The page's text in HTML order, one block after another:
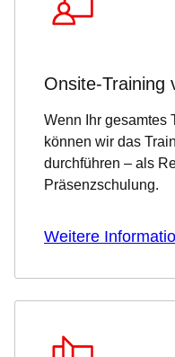
Onsite-Training
Wenn Ihr gesamtes
können wir das
durchführen – als
Präsenzschulung.
Weitere